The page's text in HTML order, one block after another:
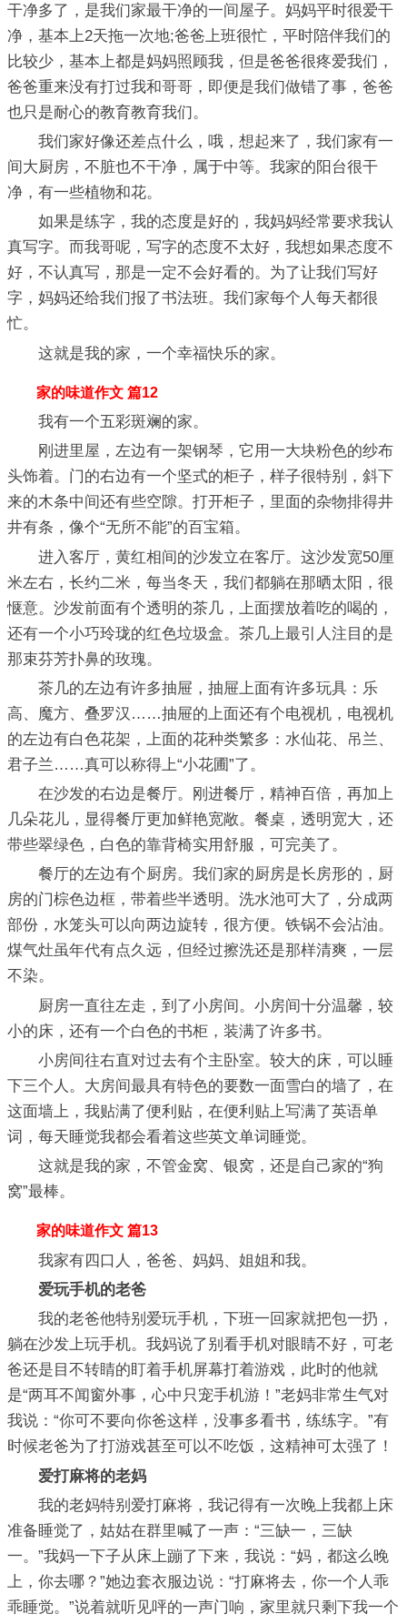
干净多了，是我们家最干净的一间屋子。妈妈平时很爱干
净，基本上2天拖一次地;爸爸上班很忙，平时陪伴我们的
比较少，基本上都是妈妈照顾我，但是爸爸很疼爱我们，
爸爸重来没有打过我和哥哥，即便是我们做错了事，爸爸
也只是耐心的教育教育我们。
我们家好像还差点什么，哦，想起来了，我们家有一
间大厨房，不脏也不干净，属于中等。我家的阳台很干
净，有一些植物和花。
如果是练字，我的态度是好的，我妈妈经常要求我认
真写字。而我哥呢，写字的态度不太好，我想如果态度不
好，不认真写，那是一定不会好看的。为了让我们写好
字，妈妈还给我们报了书法班。我们家每个人每天都很
忙。
这就是我的家，一个幸福快乐的家。
家的味道作文 篇12
我有一个五彩斑斓的家。
刚进里屋，左边有一架钢琴，它用一大块粉色的纱布
头饰着。门的右边有一个坚式的柜子，样子很特别，斜下
来的木条中间还有些空隙。打开柜子，里面的杂物排得井
井有条，像个“无所不能”的百宝箱。
进入客厅，黄红相间的沙发立在客厅。这沙发宽50厘
米左右，长约二米，每当冬天，我们都躺在那晒太阳，很
惬意。沙发前面有个透明的茶几，上面摆放着吃的喝的，
还有一个小巧玲珑的红色垃圾盒。茶几上最引人注目的是
那束芬芳扑鼻的玫瑰。
茶几的左边有许多抽屉，抽屉上面有许多玩具：乐
高、魔方、叠罗汉……抽屉的上面还有个电视机，电视机
的左边有白色花架，上面的花种类繁多：水仙花、吊兰、
君子兰……真可以称得上“小花圃”了。
在沙发的右边是餐厅。刚进餐厅，精神百倍，再加上
几朵花儿，显得餐厅更加鲜艳宽敞。餐桌，透明宽大，还
带些翠绿色，白色的靠背椅实用舒服，可完美了。
餐厅的左边有个厨房。我们家的厨房是长房形的，厨
房的门棕色边框，带着些半透明。洗水池可大了，分成两
部份，水笼头可以向两边旋转，很方便。铁锅不会沾油。
煤气灶虽年代有点久远，但经过擦洗还是那样清爽，一层
不染。
厨房一直往左走，到了小房间。小房间十分温馨，较
小的床，还有一个白色的书柜，装满了许多书。
小房间往右直对过去有个主卧室。较大的床，可以睡
下三个人。大房间最具有特色的要数一面雪白的墙了，在
这面墙上，我贴满了便利贴，在便利贴上写满了英语单
词，每天睡觉我都会看着这些英文单词睡觉。
这就是我的家，不管金窝、银窝，还是自己家的“狗
窝”最棒。
家的味道作文 篇13
我家有四口人，爸爸、妈妈、姐姐和我。
爱玩手机的老爸
我的老爸他特别爱玩手机，下班一回家就把包一扔，
躺在沙发上玩手机。我妈说了别看手机对眼睛不好，可老
爸还是目不转睛的盯着手机屏幕打着游戏，此时的他就
是“两耳不闻窗外事，心中只宠手机游！”老妈非常生气对
我说：“你可不要向你爸这样，没事多看书，练练字。”有
时候老爸为了打游戏甚至可以不吃饭，这精神可太强了！
爱打麻将的老妈
我的老妈特别爱打麻将，我记得有一次晚上我都上床
准备睡觉了，姑姑在群里喊了一声：“三缺一，三缺
一。”我妈一下子从床上蹦了下来，我说：“妈，都这么晚
上，你去哪？”她边套衣服边说：“打麻将去，你一个人乖
乖睡觉。”说着就听见呯的一声门响，家里就只剩下我一个